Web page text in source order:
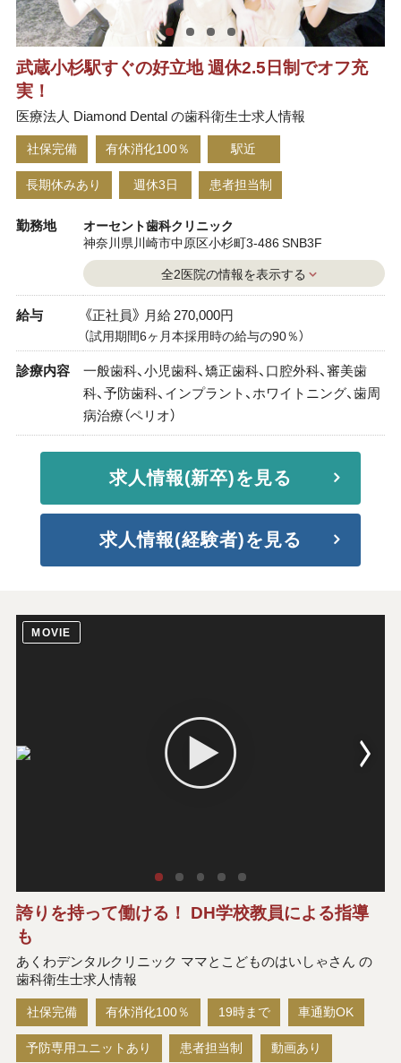
武蔵小杉駅すぐの好立地 週休2.5日制でオフ充
実！
医療法人 Diamond Dental の歯科衛生士求人情報
社保完備 有休消化100％ 駅近
長期休みあり 週休3日 患者担当制
勤務地 オーセント歯科クリニック
神奈川県川崎市中原区小杉町3-486 SNB3F
全2医院の情報を表示する
給与 《正社員》 月給 270,000円
（試用期間6ヶ月本採用時の給与の90％）
診療内容
一般歯科、小児歯科、矯正歯科、口腔外科、審美歯
科、予防歯科、インプラント、ホワイトニング、歯周
病治療（ペリオ）
求人情報(新卒)を見る
求人情報(経験者)を見る
MOVIE
誇りを持って働ける！ DH学校教員による指導
も
あくわデンタルクリニック ママとこどものはいしゃさん の
歯科衛生士求人情報
社保完備 有休消化100％ 19時まで 車通勤OK
予防専用ユニットあり 患者担当制 動画あり